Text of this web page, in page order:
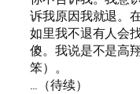
诉我原因我就退。
如里我不退有人会
傻。我说是不是高
笨）。
…（待续）